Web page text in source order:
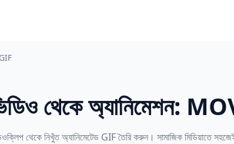
থেকে অ্যানিমেশন:
থেকে নিখুঁত অ্যানিমেটেড GIF তৈরি করুন। সামাজিক মিডিয়াতে